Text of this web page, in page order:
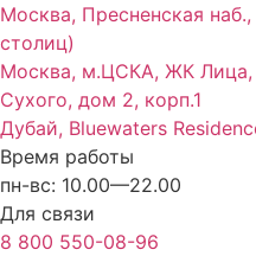
Москва, Пресненская
столиц)
Москва, м.ЦСКА, ЖК Лица,
Сухого, дом 2, корп.1
Дубай, Bluewaters
Время работы
пн-вс: 10.00—22.00
Для связи
8 800 550-08-96